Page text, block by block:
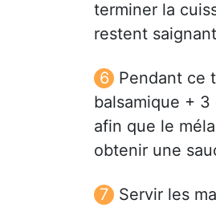
terminer la
restent
Pendant ce
balsamique +
afin que le
obtenir une
Servir les